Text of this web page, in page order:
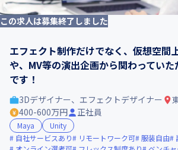
この求人は募集終了しました
エフェクト制作だけでなく、仮想空間
や、MV等の演出企画から関わってい
です！
3Dデザイナー、エフェクトデザイナー
400-600万円
正社員
Maya
Unity
自社サービスあり
リモートワーク可 服装自由